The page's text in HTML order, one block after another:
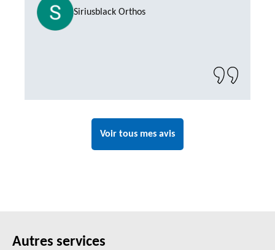
Siriusblack Orthos
Voir tous mes avis
Autres services